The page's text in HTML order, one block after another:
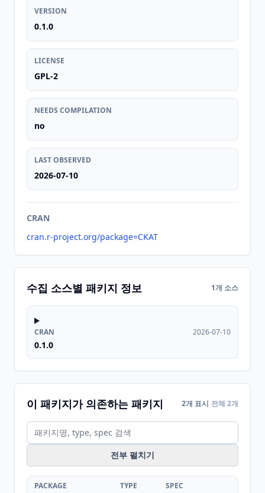
VERSION
0.1.0
LICENSE
GPL-2
NEEDS COMPILATION
no
LAST OBSERVED
2026-07-10
CRAN
cran.r-project.org/package=CKAT
수집 소스별 패키지 정보 1개 소스
CRAN
0.1.0
2026-07-10
이 패키지가 의존하는 패키지 2개 표시 전체 2개
전부 펼치기
PACKAGE TYPE SPEC